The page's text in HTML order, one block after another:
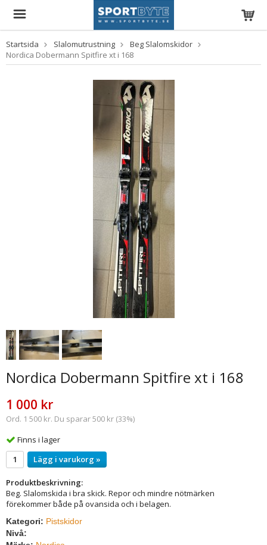
Startsida Slalomutrustning
Beg Slalomskidor
Nordica Dobermann Spitfire xt i 168
Nordica Dobermann Spitfire xt i 168
1 000 kr
Ord. 1 500 kr. Du sparar 500 kr (33%)
Finns i lager
Lägg i varukorg »
Produktbeskrivning:
Beg. Slalomskida i bra skick. Repor och mindre nötmärken
förekommer både på ovansida och i belagen.
Kategori: Pistskidor
Nivå: